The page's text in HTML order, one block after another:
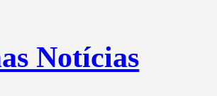
Notícias